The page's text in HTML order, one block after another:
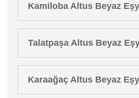
Kamiloba Altus Beyaz
Talatpaşa Altus Beyaz
Karaağaç Altus Beyaz